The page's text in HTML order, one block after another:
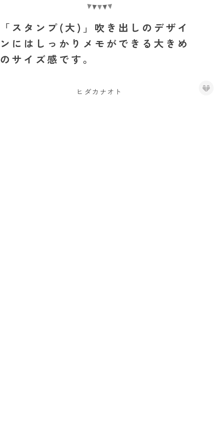
「スタンプ(大)」吹き出しのデザイ
ンにはしっかりメモができる大きめ
のサイズ感です。
ヒダカナオト